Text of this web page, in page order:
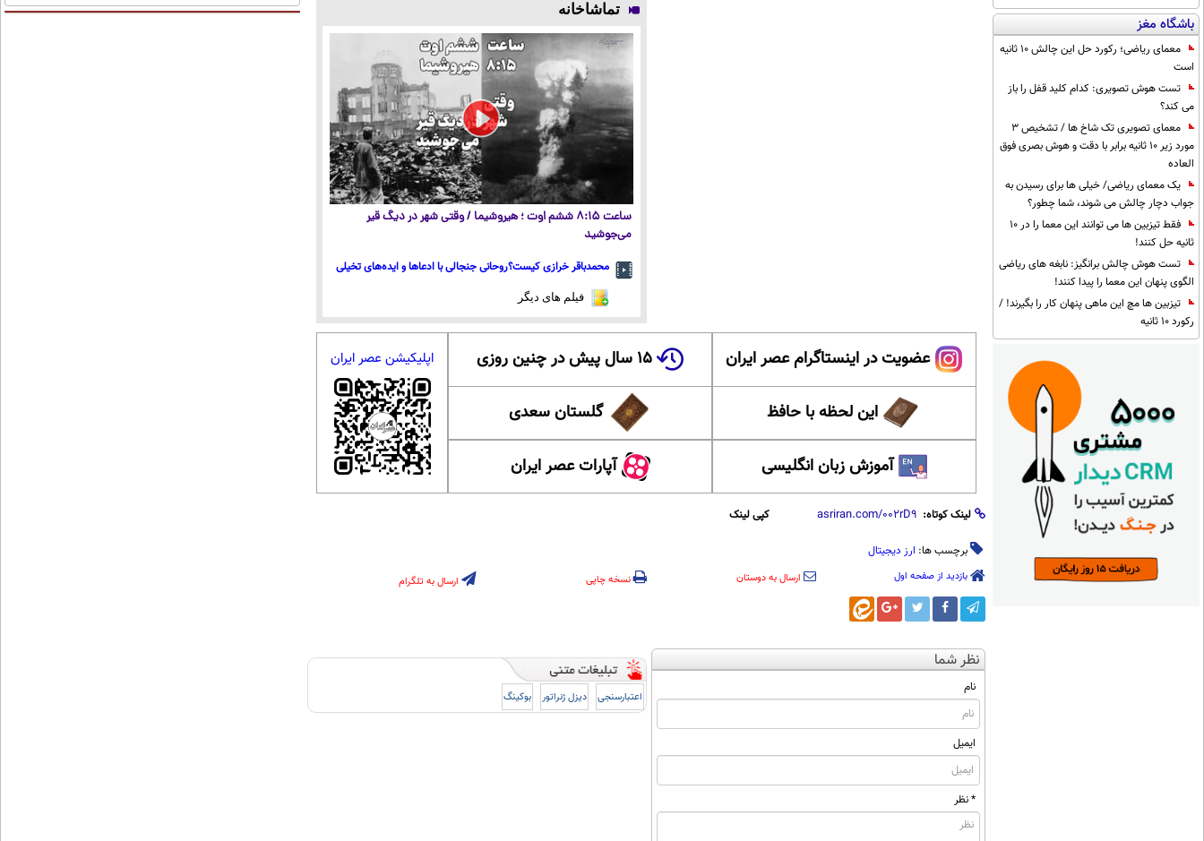
باشگاه مغز
معمای ریاضی؛ رکورد حل این چالش 10 ثانیه
است
تست هوش تصویری: کدام کلید قفل را باز
می کند؟
معمای تصویری تک شاخ ها / تشخیص 3
مورد زیر 10 ثانیه برابر با دقت و هوش بصری فوق
العاده
یک معمای ریاضی/ خیلی ها برای رسیدن به
جواب دچار چالش می شوند، شما چطور؟
فقط تیزبین ها می توانند این معما را در 10
ثانیه حل کنند!
تست هوش چالش برانگیز: نابغه های ریاضی
الگوی پنهان این معما را پیدا کنند!
تیزبین ها مچ این ماهی پنهان کار را بگیرند! /
رکورد 10 ثانیه
تماشاخانه
ساعت ۸:۱۵ ششم اوت ؛ هیروشیما / وقتی شهر در دیگ قیر
می‌جوشید
محمدباقر خرازی کیست؟روحانی جنجالی با ادعاها و ایده‌های تخیلی
فیلم های دیگر
عضویت در اینستاگرام عصر ایران ۱۵ سال پیش در چنین روزی
این لحظه با حافظ گلستان سعدی
آموزش زبان انگلیسی آپارات عصر ایران
اپلیکیشن عصر ایران
لینک کوتاه: کپی لینک
برچسب ها: ارز دیجیتال
بازدید از صفحه اول ارسال به دوستان نسخه چاپی ارسال به تلگرام
نظر شما
نام
ایمیل
* نظر
اعتبارسنجی دیزل ژنراتور بوکینگ